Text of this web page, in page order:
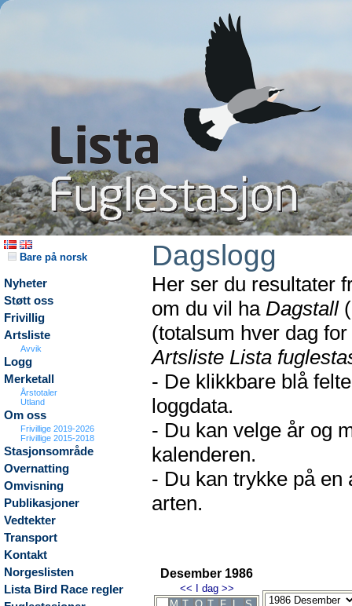
Bare på norsk
Nyheter
Støtt oss
Frivillig
Artsliste
Avvik
Logg
Merketall
Årstotaler
Utland
Om oss
Frivillige 2019-2026
Frivillige 2015-2018
Stasjonsområde
Overnatting
Omvisning
Publikasjoner
Vedtekter
Transport
Kontakt
Norgeslisten
Lista Bird Race regler
Dagslogg
Her ser du resultater
om du vil ha Dagstall
(totalsum hver dag
Artsliste Lista
- De klikkbare blå
loggdata.
- Du kan velge år og
kalenderen.
- Du kan trykke på en
arten.
Desember 1986
<< I dag >>